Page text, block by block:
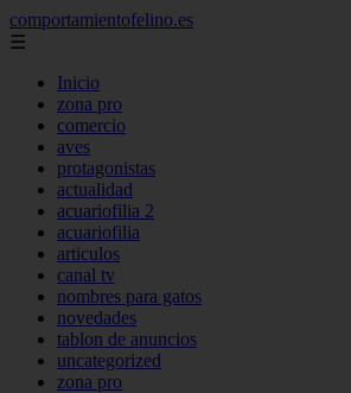
comportamientofelino.es
☰
Inicio
zona pro
comercio
aves
protagonistas
actualidad
acuariofilia 2
acuariofilia
articulos
canal tv
nombres para gatos
novedades
tablon de anuncios
uncategorized
zona pro